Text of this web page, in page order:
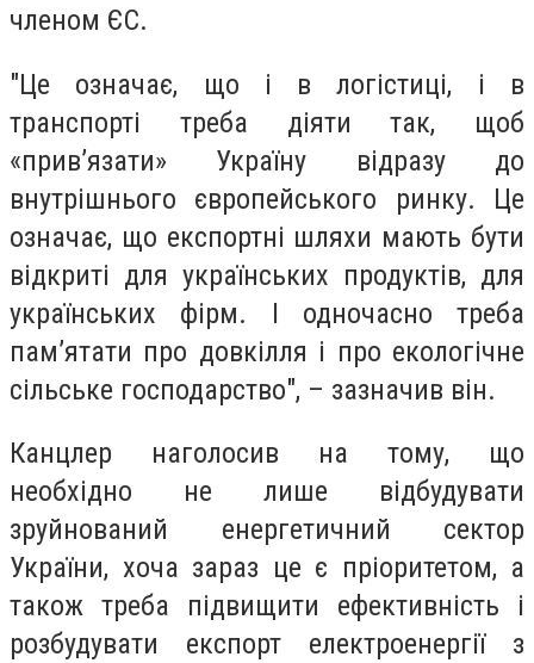
членом ЄС.
"Це означає, що і в логістиці, і в
транспорті треба діяти так, щоб
«прив’язати» Україну відразу до
внутрішнього європейського ринку. Це
означає, що експортні шляхи мають бути
відкриті для українських продуктів, для
українських фірм. І одночасно треба
пам’ятати про довкілля і про екологічне
сільське господарство", – зазначив він.
Канцлер наголосив на тому, що
необхідно не лише відбудувати
зруйнований енергетичний сектор
України, хоча зараз це є пріоритетом, а
також треба підвищити ефективність і
розбудувати експорт електроенергії з